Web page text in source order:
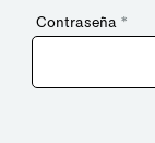
Contraseña *